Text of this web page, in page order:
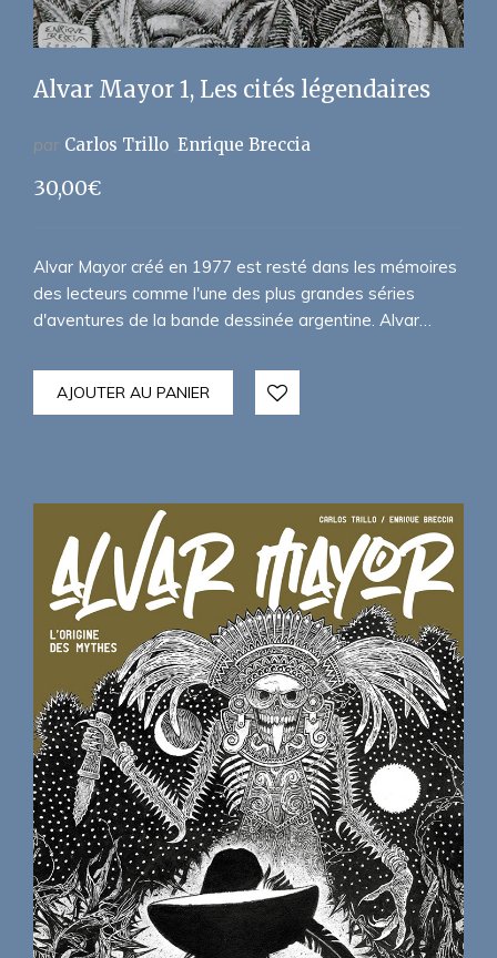
Alvar Mayor 1, Les cités légendaires
par Carlos Trillo Enrique Breccia
30,00€
Alvar Mayor créé en 1977 est resté dans les mémoires
des lecteurs comme l'une des plus grandes séries
d'aventures de la bande dessinée argentine. Alvar…
AJOUTER AU PANIER